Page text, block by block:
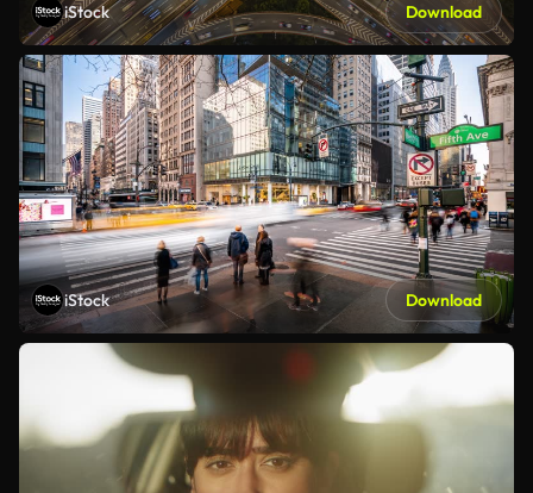
iStock Download
iStock Download